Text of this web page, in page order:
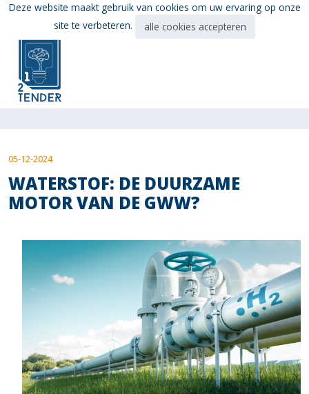
Ga
naar
hoofdinhoud
deze
pagina.
Deze website maakt gebruik van cookies om uw ervaring op onze
site te verbeteren.
alle cookies accepteren
05-12-2024
WATERSTOF: DE DUURZAME
MOTOR VAN DE GWW?